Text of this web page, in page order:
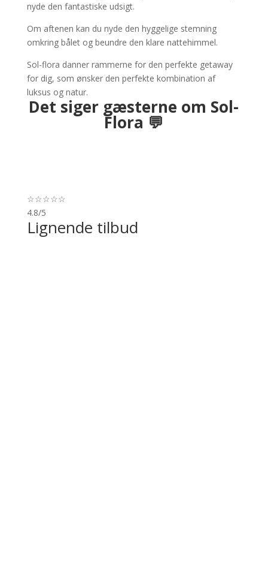
nyde den fantastiske udsigt.
Om aftenen kan du nyde den hyggelige stemning
omkring bålet og beundre den klare nattehimmel.
Sol-flora danner rammerne for den perfekte getaway
for dig, som ønsker den perfekte kombination af
luksus og natur.
Det siger gæsterne om Sol-
Flora 💬
☆☆☆☆☆
4.8/5
Lignende tilbud